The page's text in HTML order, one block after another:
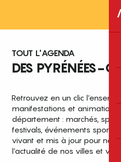
TOUT L'AGENDA
DES PYRÉNÉES-
Retrouvez en un clic
manifestations et animations
département : marchés,
festivals, événements sportifs
vivant et mis à jour pour ne
l’actualité de nos villes et